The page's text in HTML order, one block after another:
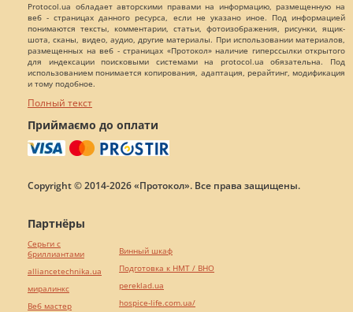
Protocol.ua обладает авторскими правами на информацию, размещенную на
веб - страницах данного ресурса, если не указано иное. Под информацией
понимаются тексты, комментарии, статьи, фотоизображения, рисунки, ящик-
шота, сканы, видео, аудио, другие материалы. При использовании материалов,
размещенных на веб - страницах «Протокол» наличие гиперссылки открытого
для индексации поисковыми системами на protocol.ua обязательна. Под
использованием понимается копирования, адаптация, рерайтинг, модификация
и тому подобное.
Полный текст
Приймаємо до оплати
Copyright © 2014-2026 «Протокол». Все права защищены.
Партнёры
Серьги с
бриллиантами
alliancetechnika.ua
миралинкс
Веб мастер
Винный шкаф
Подготовка к НМТ / ВНО
pereklad.ua
hospice-life.com.ua/